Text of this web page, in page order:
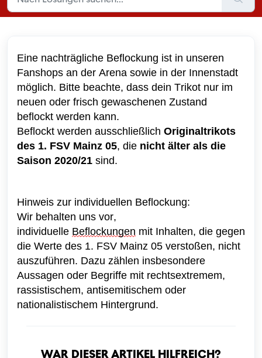
Eine nachträgliche Beflockung ist in unseren
Fanshops an der Arena sowie in der Innenstadt
möglich. Bitte beachte, dass dein Trikot nur im
neuen oder frisch gewaschenen Zustand
beflockt werden kann.
Beflockt werden ausschließlich Originaltrikots
des 1. FSV Mainz 05, die nicht älter als die
Saison 2020/21 sind.
Hinweis zur individuellen Beflockung:
Wir behalten uns vor,
individuelle Beflockungen mit Inhalten, die gegen
die Werte des 1. FSV Mainz 05 verstoßen, nicht
auszuführen. Dazu zählen insbesondere
Aussagen oder Begriffe mit rechtsextremem,
rassistischem, antisemitischem oder
nationalistischem Hintergrund.
War dieser Artikel hilfreich?